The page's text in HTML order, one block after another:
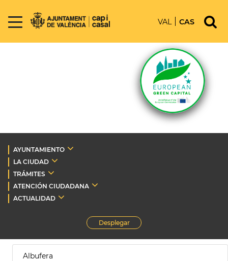
VAL CAS
AYUNTAMIENTO
LA CIUDAD
TRÁMITES
ATENCIÓN CIUDADANA
ACTUALIDAD
Desplegar
Albufera